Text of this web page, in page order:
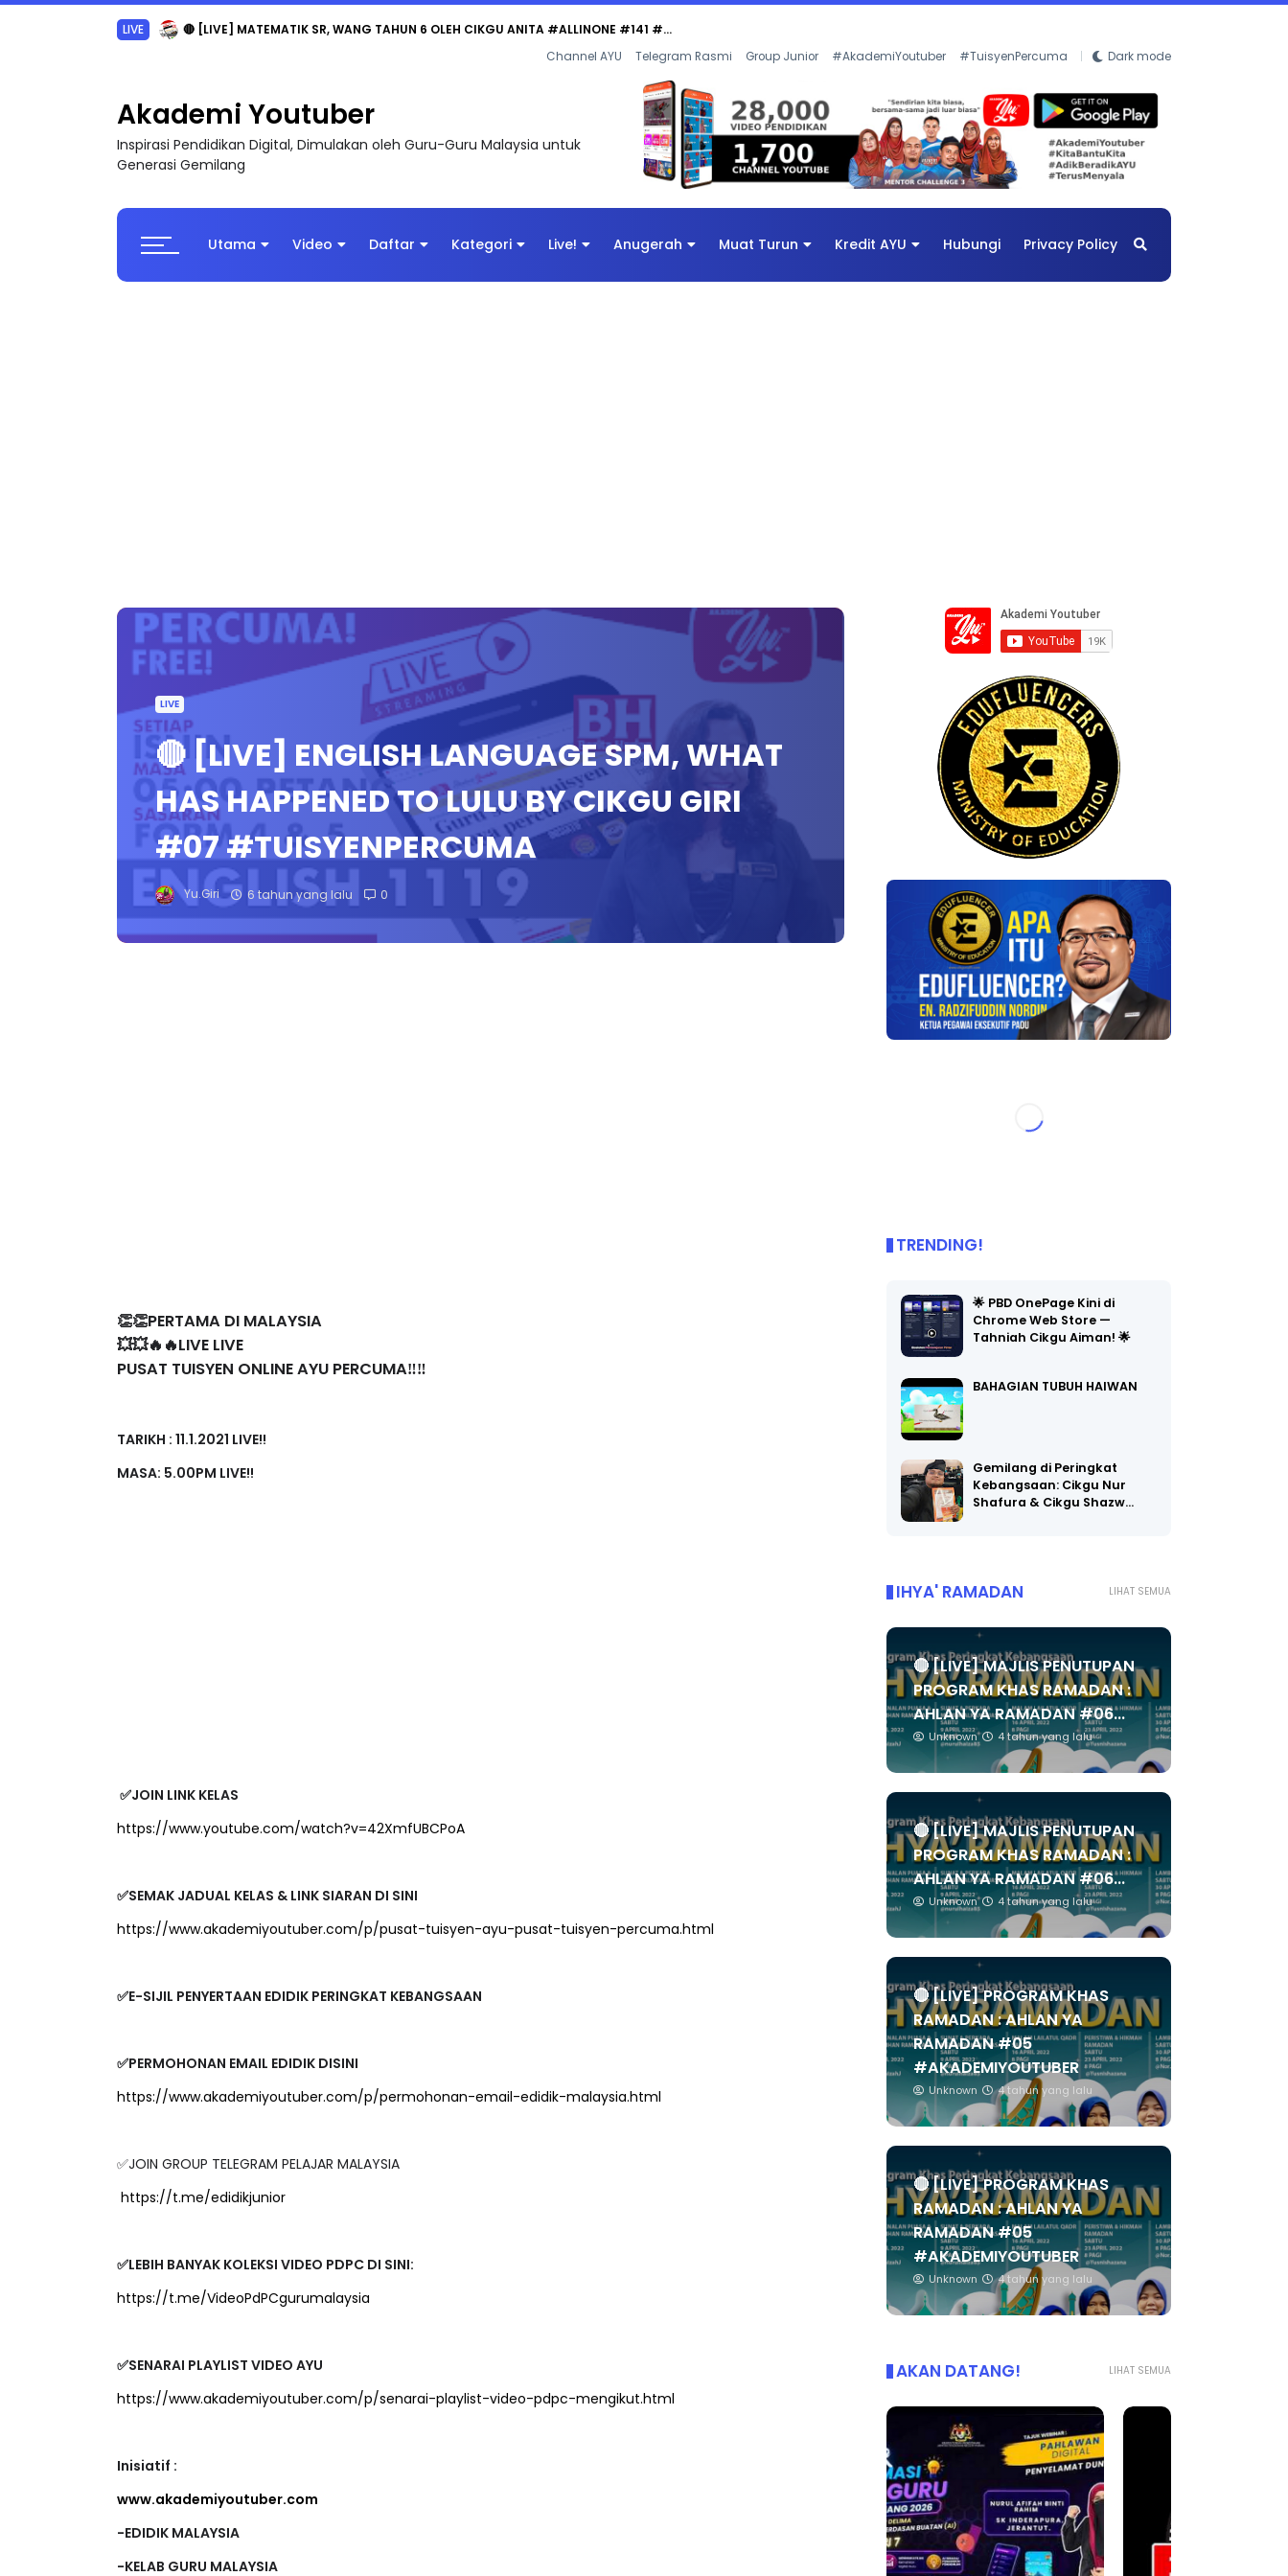
LIVE 🔴 [LIVE] MATEMATIK SR, WANG TAHUN 6 OLEH CIKGU ANITA #ALLINONE #141 #...
Channel AYU Telegram Rasmi Group Junior #AkademiYoutuber #TuisyenPercuma Dark mode
Akademi Youtuber
Inspirasi Pendidikan Digital, Dimulakan oleh Guru-Guru Malaysia untuk
Generasi Gemilang
Utama Video Daftar Kategori Live! Anugerah Muat Turun Kredit AYU Hubungi Privacy Policy
LIVE
🔴 [LIVE] ENGLISH LANGUAGE SPM, WHAT
HAS HAPPENED TO LULU BY CIKGU GIRI
#07 #TUISYENPERCUMA
Yu.Giri 6 tahun yang lalu 0
👏👏PERTAMA DI MALAYSIA
💥💥🔥🔥LIVE LIVE
PUSAT TUISYEN ONLINE AYU PERCUMA‼️‼️
TARIKH : 11.1.2021 LIVE!!
MASA: 5.00PM LIVE!!
✅JOIN LINK KELAS
https://www.youtube.com/watch?v=42XmfUBCPoA
✅SEMAK JADUAL KELAS & LINK SIARAN DI SINI
https://www.akademiyoutuber.com/p/pusat-tuisyen-ayu-pusat-tuisyen-percuma.html
✅E-SIJIL PENYERTAAN EDIDIK PERINGKAT KEBANGSAAN
✅PERMOHONAN EMAIL EDIDIK DISINI
https://www.akademiyoutuber.com/p/permohonan-email-edidik-malaysia.html
✅JOIN GROUP TELEGRAM PELAJAR MALAYSIA
https://t.me/edidikjunior
✅LEBIH BANYAK KOLEKSI VIDEO PDPC DI SINI:
https://t.me/VideoPdPCgurumalaysia
✅SENARAI PLAYLIST VIDEO AYU
https://www.akademiyoutuber.com/p/senarai-playlist-video-pdpc-mengikut.html
Inisiatif :
www.akademiyoutuber.com
-EDIDIK MALAYSIA
-KELAB GURU MALAYSIA
TRENDING!
🌟 PBD OnePage Kini di
Chrome Web Store —
Tahniah Cikgu Aiman! 🌟
BAHAGIAN TUBUH HAIWAN
Gemilang di Peringkat
Kebangsaan: Cikgu Nur
Shafura & Cikgu Shazw…
LIHAT SEMUA
IHYA' RAMADAN
🔴 [LIVE] MAJLIS PENUTUPAN
PROGRAM KHAS RAMADAN :
AHLAN YA RAMADAN #06...
Unknown 4 tahun yang lalu
🔴 [LIVE] MAJLIS PENUTUPAN
PROGRAM KHAS RAMADAN :
AHLAN YA RAMADAN #06...
Unknown 4 tahun yang lalu
🔴 [LIVE] PROGRAM KHAS
RAMADAN : AHLAN YA
RAMADAN #05
#AKADEMIYOUTUBER
Unknown 4 tahun yang lalu
🔴 [LIVE] PROGRAM KHAS
RAMADAN : AHLAN YA
RAMADAN #05
#AKADEMIYOUTUBER
Unknown 4 tahun yang lalu
LIHAT SEMUA
AKAN DATANG!